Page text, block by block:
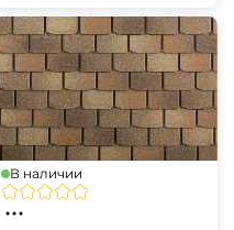
В наличии